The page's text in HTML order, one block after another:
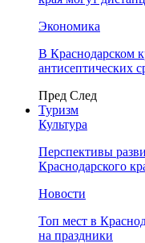
Экономика
В Краснодарском
антисептических
Пред След
Туризм
Культура
Перспективы
Краснодарского
Новости
Топ мест в
на праздники